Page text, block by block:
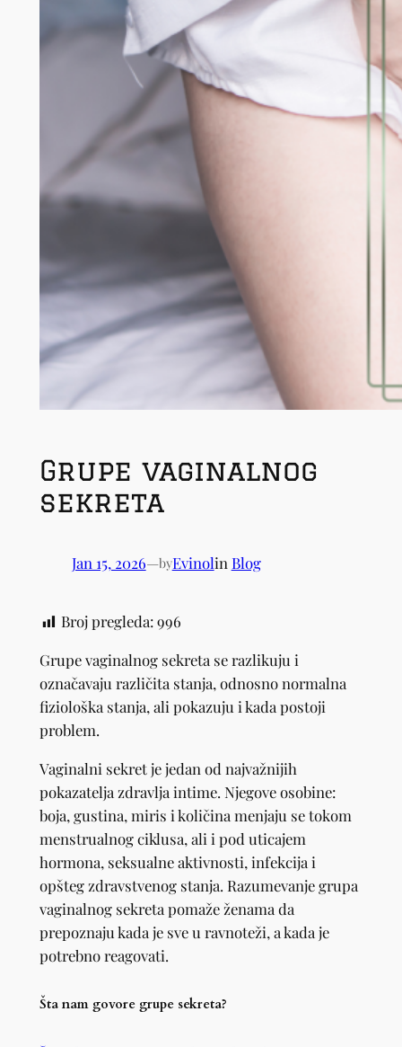
Grupe vaginalnog
sekreta
Jan 15, 2026—byEvinolin Blog
Broj pregleda:996
Grupe vaginalnog sekreta se razlikuju i
označavaju različita stanja, odnosno normalna
fiziološka stanja, ali pokazuju i kada postoji
problem.
Vaginalni sekret je jedan od najvažnijih
pokazatelja zdravlja intime. Njegove osobine:
boja, gustina, miris i količina menjaju se tokom
menstrualnog ciklusa, ali i pod uticajem
hormona, seksualne aktivnosti, infekcija i
opšteg zdravstvenog stanja. Razumevanje grupa
vaginalnog sekreta pomaže ženama da
prepoznaju kada je sve u ravnoteži, a kada je
potrebno reagovati.
Šta nam govore grupe sekreta?